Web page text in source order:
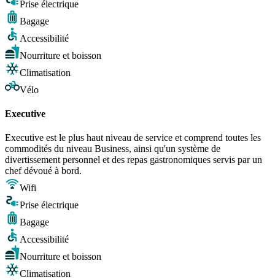
Prise électrique
Bagage
Accessibilité
Nourriture et boisson
Climatisation
Vélo
Executive
Executive est le plus haut niveau de service et comprend toutes les
commodités du niveau Business, ainsi qu'un système de
divertissement personnel et des repas gastronomiques servis par un
chef dévoué à bord.
Wifi
Prise électrique
Bagage
Accessibilité
Nourriture et boisson
Climatisation